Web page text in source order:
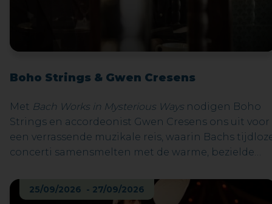
Boho Strings & Gwen Cresens
Met Bach Works in Mysterious Ways nodigen Boho
Strings en accordeonist Gwen Cresens ons uit voor
een verrassende muzikale reis, waarin Bachs
concerti samensmelten met de warme, bezielde
als ‘klassiek repertoire’ beschouwen, was in Bachs
eigen praktijk allesbehalve statisch. Hij herwerkte
25/09/2026 - 27/09/2026